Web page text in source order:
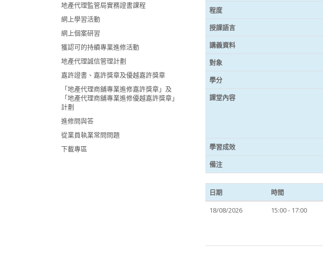
地產代理監管局實務證書課程
網上學習活動
網上個案研習
獲認可的持續專業進修活動
地產代理誠信管理計劃
嘉許證書、嘉許獎章及優越嘉許獎章
「地產代理商舖專業進修嘉許獎章」及
「地產代理商舖專業進修優越嘉許獎章」
計劃
進修問與答
從業員執業常問問題
下載專區
程度
授課語言
講義資料
對象
學分
課堂內容
學習成效
備注
日期 時間
18/08/2026
15:00 - 17:00